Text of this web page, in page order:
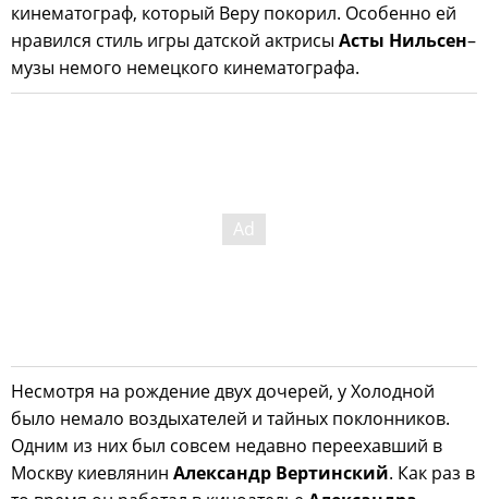
кинематограф, который Веру покорил. Особенно ей
нравился стиль игры датской актрисы Асты Нильсен–
музы немого немецкого кинематографа.
Несмотря на рождение двух дочерей, у Холодной
было немало воздыхателей и тайных поклонников.
Одним из них был совсем недавно переехавший в
Москву киевлянин Александр Вертинский. Как раз в